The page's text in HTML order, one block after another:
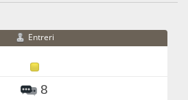
Entreri
8